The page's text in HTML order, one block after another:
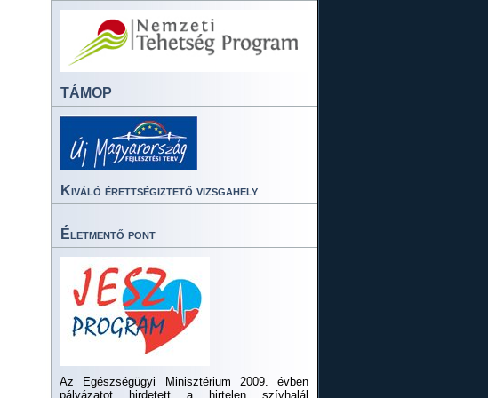
TÁMOP
Kiváló érettségiztető vizsgahely
Életmentő pont
Az Egészségügyi Minisztérium 2009. évben
pályázatot hirdetett a hirtelen szívhalál